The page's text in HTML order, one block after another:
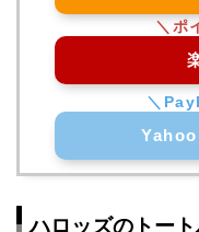
Yahoo
ハロッズのトー